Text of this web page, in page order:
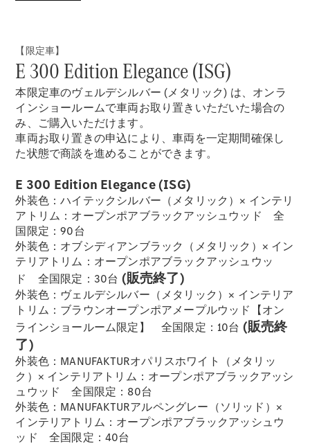
ベント キャ
ンペーン
Mercedes-
Benz LIVE!
Mercedes-
Benz
STUDIO
TOKYO
ディーラー
検索
ご購入相談
のご購入サ
ポート
デジタルコ
ンパニオン
限定車ライ
ンアップ
【限定車】
E 300 Edition Elegance (ISG)
本限定車のヴェルデシルバー (メタリック) は、オンラ
インショールームで車両お取り置きいただいた場合の
み、ご購入いただけます。
車両お取り置きの申込により、車両を一定期間確保し
た状態で商談を進めることができます。
E 300 Edition Elegance (ISG)
外装色：ハイテックシルバー（メタリック）× インテリ
アトリム：オープンポアブラックアッシュウッド 全
国限定：90台
外装色：オブシディアンブラック（メタリック）× イン
テリアトリム：オープンポアブラックアッシュウッ
ド 全国限定：30台 (販売終了)
外装色：ヴェルデシルバー（メタリック）× インテリア
トリム：ブラウンオープンポアメープルウッド【オン
ラインショールーム限定】 全国限定：10台 (販売終
了)
外装色：MANUFAKTURオパリスホワイト（メタリッ
ク）× インテリアトリム：オープンポアブラックアッシ
ュウッド 全国限定：80台
外装色：MANUFAKTURアルペングレー（ソリッド）×
インテリアトリム：オープンポアブラックアッシュウ
ッド 全国限定：40台